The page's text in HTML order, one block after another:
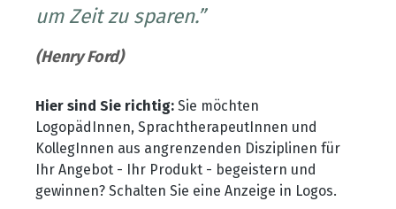
um Zeit zu sparen.”
(Henry Ford)
Hier sind Sie richtig: Sie möchten
LogopädInnen, SprachtherapeutInnen und
KollegInnen aus angrenzenden Disziplinen für
Ihr Angebot - Ihr Produkt - begeistern und
gewinnen? Schalten Sie eine Anzeige in Logos.